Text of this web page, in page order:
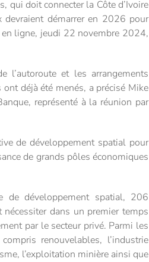
qui doit connecter la Côte d’Ivoire
devraient démarrer en 2026 pour
en ligne, jeudi 22 novembre 2024,
et les arrangements
déjà été menés, a précisé Mike
représenté à la réunion par
de développement spatial pour
de grands pôles économiques
de développement spatial, 206
dans un premier temps
par le secteur privé. Parmi les
renouvelables, l’industrie
l’exploitation minière ainsi que